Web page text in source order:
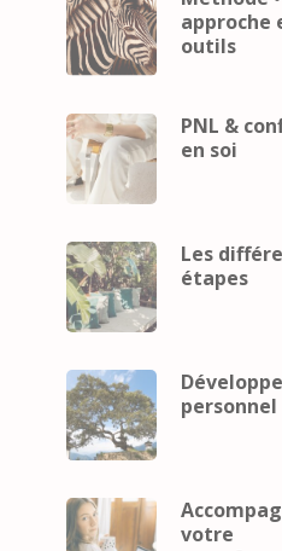
approche
outils
PNL &
en soi
Les
étapes
personnel
votre
relaxation
mental
developpement
personnel
personnel
Gestion du
stress
Intelligence
émotionnelle
Intelligence
émotionnelle et
développement
personnel